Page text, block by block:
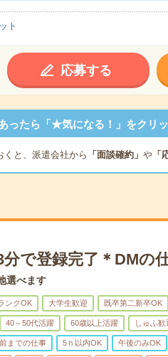
ト
応募する
ったら「★気になる！」をクリッ
くと、派遣会社から 「面談確約」 や「
分で登録完了＊DMの
選べます
ンクOK 大学生歓迎 既卒第二新卒OK
40～50代活躍 60歳以上活躍 しゅふ歓
までの仕事 5ｈ以内OK 午後のみOK